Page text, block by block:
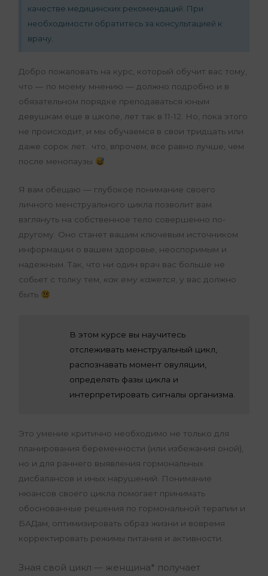
качестве медицинских рекомендаций. При
необходимости обратитесь за консультацией к
врачу.
Добро пожаловать на курс, который обучит вас тому,
что — по моему мнению — должно подробно и в
обязательном порядке преподаваться юным
девушкам еще в школе, лет так в 11-12. Но, пока этого
не происходит, и мы обучаемся в свои тридцать или
даже сорок лет.. что, впрочем, все равно лучше, чем
после менопаузы
Я вам обещаю — глубокое понимание своего
личного менструального цикла позволит вам
взглянуть на собственное тело совершенно по-
другому. Оно станет вашим ключевым источником
информации о вашем здоровье, неоспоримым и
надежным. Так, что ни один врач вас больше не
собьет с толку тем, как ему кажется, у вас должно
быть
В этом курсе вы научитесь
отслеживать менструальный цикл,
распознавать момент овуляции,
определять фазы цикла и
интерпретировать сигналы организма.
Это умение критично необходимо не только для
планирования беременности (или избежания оной),
но и для раннего выявления гормональных
дисбалансов и иных нарушений. Понимание
нюансов своего цикла помогает принимать
обоснованные решения по гормональной терапии и
БАДам, оптимизировать образ жизни и вовремя
корректировать режимы питания и активности.
Зная свой цикл — женщина* получает